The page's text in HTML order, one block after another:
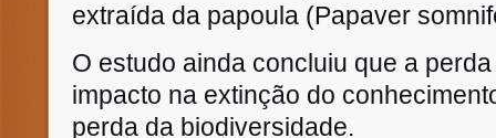
extraída da papoula (Papaver
O estudo ainda concluiu que a
impacto na extinção do
perda da biodiversidade.